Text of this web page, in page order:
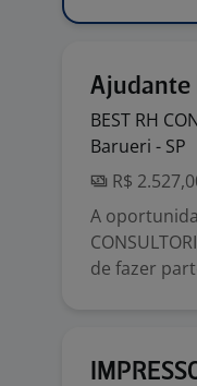
Ajudante
BEST RH
Barueri - SP
R$
A
de fazer